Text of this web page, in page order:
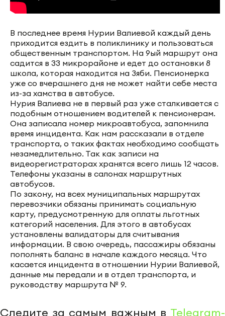
В последнее время Нурии Валиевой каждый день
приходится ездить в поликлинику и пользоваться
общественным транспортом. На 9ый маршрут она
садится в 33 микрорайоне и едет до остановки 8
школа, которая находится на Зяби. Пенсионерка
уже со вчерашнего дня не может найти себе места
из-за хамства в автобусе.
Нурия Валиева не в первый раз уже сталкивается с
подобным отношением водителей к пенсионерам.
Она записала номер микроавтобуса, запомнила
время инцидента. Как нам рассказали в отделе
транспорта, о таких фактах необходимо сообщать
незамедлительно. Так как записи на
видеорегистраторах хранятся всего лишь 12 часов.
Телефоны указаны в салонах маршрутных
автобусов.
По закону, на всех муниципальных маршрутах
перевозчики обязаны принимать социальную
карту, предусмотренную для оплаты льготных
категорий населения. Для этого в автобусах
установлены валидаторы для считывания
информации. В свою очередь, пассажиры обязаны
пополнять баланс в начале каждого месяца. Что
касается инцидента в отношении Нурии Валиевой,
данные мы передали и в отдел транспорта, и
руководству маршрута № 9.
Следите за самым важным в Telegram-